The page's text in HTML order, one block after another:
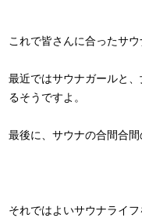
これで皆さんに合ったサ
最近ではサウナガールと
るそうですよ。
最後に、サウナの合間合
それではよいサウナライフ